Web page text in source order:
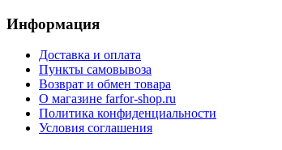
Информация
Доставка и оплата
Пункты самовывоза
Возврат и обмен товара
О магазине farfor-shop.ru
Политика конфиденциальности
Условия соглашения